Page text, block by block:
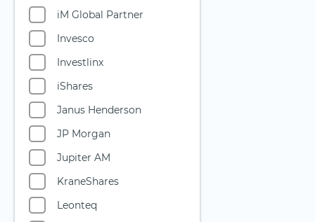
Private Equity
Quantencomputing
Reise & Freizeit
Robotik
Rüstungsindustrie
Seltene Erden
Silberminen
Smart City
Solarenergie
iM Global Partner
Invesco
Investlinx
iShares
Janus Henderson
JP Morgan
Jupiter AM
KraneShares
Leonteq